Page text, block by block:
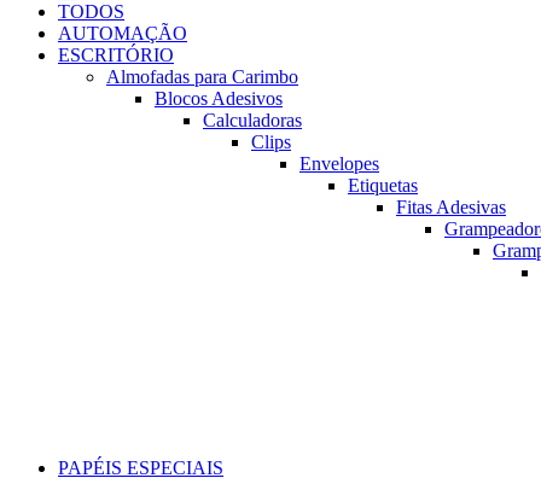
TODOS
AUTOMAÇÃO
ESCRITÓRIO
Almofadas para Carimbo
Blocos Adesivos
Calculadoras
Clips
Envelopes
Etiquetas
Fitas Adesivas
PAPÉIS ESPECIAIS